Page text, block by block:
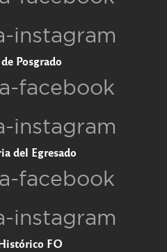
instagram
Posgrado
facebook
instagram
del Egresado
facebook
instagram
FO